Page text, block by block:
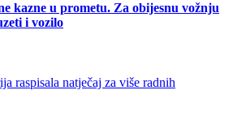
kazne u prometu. Za obijesnu vožnju
i vozilo